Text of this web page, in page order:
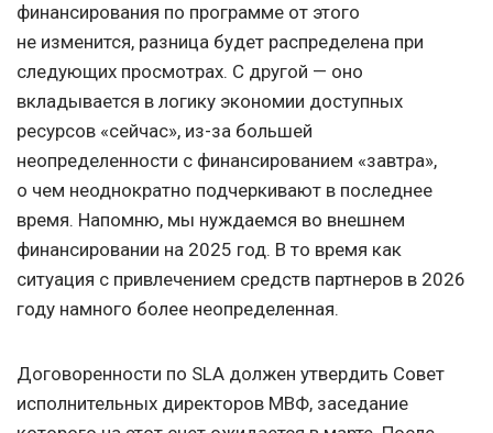
финансирования по программе от этого
не изменится, разница будет распределена при
следующих просмотрах. С другой — оно
вкладывается в логику экономии доступных
ресурсов «сейчас», из-за большей
неопределенности с финансированием «завтра»,
о чем неоднократно подчеркивают в последнее
время. Напомню, мы нуждаемся во внешнем
финансировании на 2025 год. В то время как
ситуация с привлечением средств партнеров в 2026
году намного более неопределенная.
Договоренности по SLA должен утвердить Совет
исполнительных директоров МВФ, заседание